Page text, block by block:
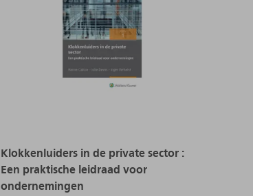
Klokkenluiders in de private sector :
Een praktische leidraad voor
ondernemingen